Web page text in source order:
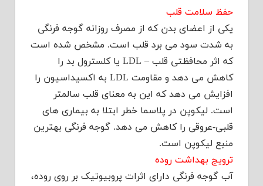
حفظ سلامت قلب
یکی از اعضای بدن که از مصرف روزانه گوجه فرنگی
به شدت سود می برد قلب است. مشخص شده است
که اثر محافظتی قلب – LDL یا کلسترول بد را
کاهش می دهد و مقاومت LDL به اکسیداسیون را
افزایش می دهد که این به معنای قلب سالمتر
است. لیکوپن در پلاسما خطر ابتلا به بیماری های
قلبی-عروقی را کاهش می دهد. گوجه فرنگی بهترین
منبع لیکوپن است.
ترویج بهداشت روده
آب گوجه فرنگی دارای اثرات پروبیوتیک بر روی روده،